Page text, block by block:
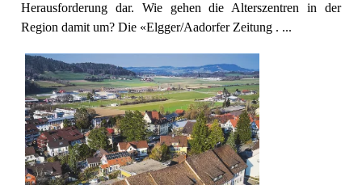
Herausforderung dar. Wie gehen die Alterszentren in der
Region damit um? Die «Elgger/Aadorfer Zeitung . ...